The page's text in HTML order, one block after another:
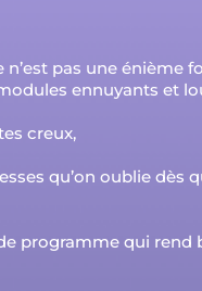
n’est pas une énième
ennuyants et
creux,
qu’on oublie dès
programme qui rend